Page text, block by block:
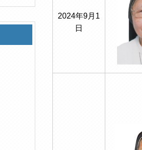
2024年9月1
日